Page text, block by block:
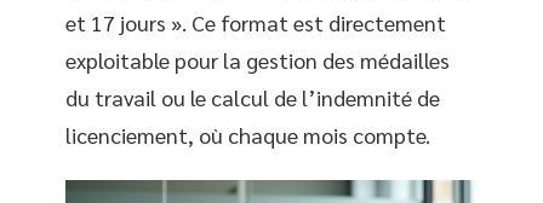
et 17 jours ». Ce format est directement
exploitable pour la gestion des médailles
du travail ou le calcul de l’indemnité de
licenciement, où chaque mois compte.